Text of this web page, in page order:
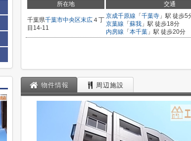
所在地 交通
千葉県千葉市中央区末広４丁
目14-11
京成千原線 「 千葉寺 」駅 徒歩5
京葉線 「 蘇我 」駅 徒歩18分
内房線 「 本千葉 」駅 徒歩20分
物件情報 周辺施設